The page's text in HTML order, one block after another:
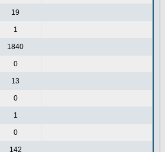
19
1
1840
0
13
0
1
0
142